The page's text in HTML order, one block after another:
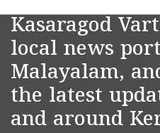
Kasaragod
local news
Malayalam,
the latest
and around